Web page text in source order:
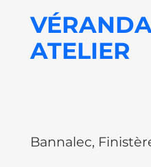
ATELIER
Bannalec,